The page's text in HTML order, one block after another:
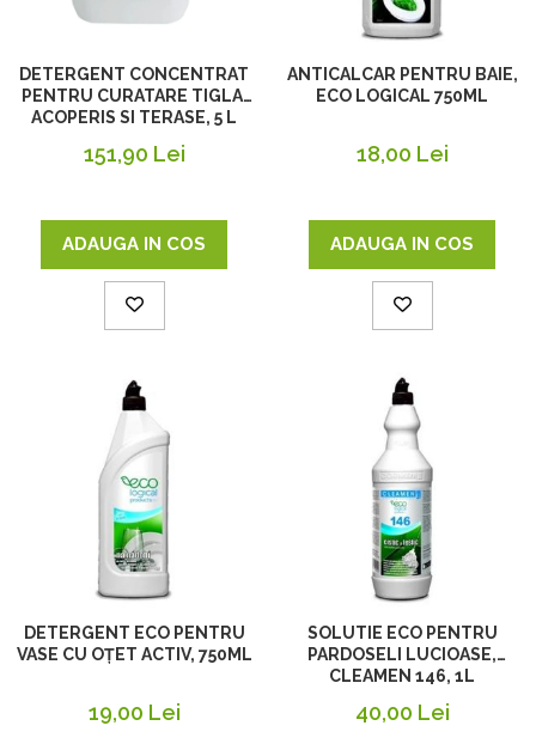
DETERGENT CONCENTRAT
PENTRU CURATARE TIGLA,
ACOPERIS SI TERASE, 5 L
151,90 Lei
ADAUGA IN COS
ANTICALCAR PENTRU BAIE,
ECO LOGICAL 750ML
18,00 Lei
ADAUGA IN COS
DETERGENT ECO PENTRU
VASE CU OȚET ACTIV, 750ML
19,00 Lei
SOLUTIE ECO PENTRU
PARDOSELI LUCIOASE,
CLEAMEN 146, 1L
40,00 Lei